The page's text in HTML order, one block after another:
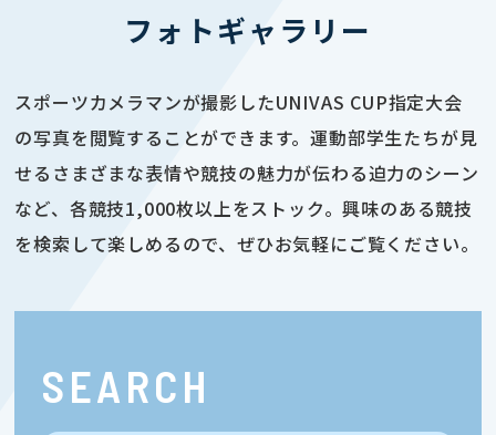
フォトギャラリー
スポーツカメラマンが撮影したUNIVAS CUP指定大会
の写真を閲覧することができます。運動部学生たちが見
せるさまざまな表情や競技の魅力が伝わる迫力のシーン
など、各競技1,000枚以上をストック。興味のある競技
を検索して楽しめるので、ぜひお気軽にご覧ください。
SEARCH